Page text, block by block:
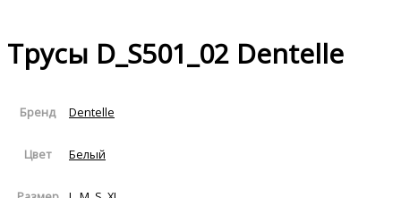
Трусы D_S501_02 Dentelle
Бренд Dentelle
Цвет Белый